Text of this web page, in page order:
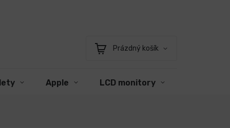
Nákupní
Prázdný košík
Apple LCD monitory